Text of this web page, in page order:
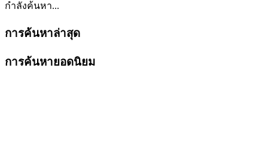
กำลังค้นหา...
การค้นหาล่าสุด
การค้นหายอดนิยม